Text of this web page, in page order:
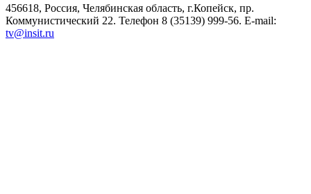
456618, Россия, Челябинская область, г.Копейск, пр.
Коммунистический 22. Телефон 8 (35139) 999-56. E-mail:
tv@insit.ru